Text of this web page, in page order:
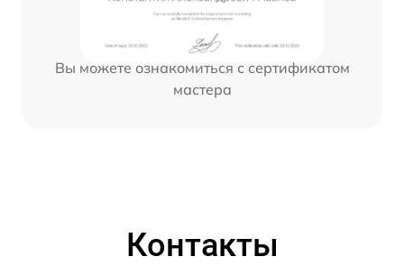
Вы можете ознакомиться с сертификатом
мастера
Контакты